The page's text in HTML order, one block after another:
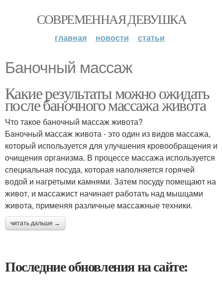
СОВРЕМЕННАЯ ДЕВУШКА
главная новости статьи
Баночный массаж
Какие результаты можно ожидать
после баночного массажа живота
Что такое баночный массаж живота?
Баночный массаж живота - это один из видов массажа,
который используется для улучшения кровообращения и
очищения организма. В процессе массажа используется
специальная посуда, которая наполняется горячей
водой и нагретыми камнями. Затем посуду помещают на
живот, и массажист начинает работать над мышцами
живота, применяя различные массажные техники.
читать дальше →
Последние обновления на сайте: